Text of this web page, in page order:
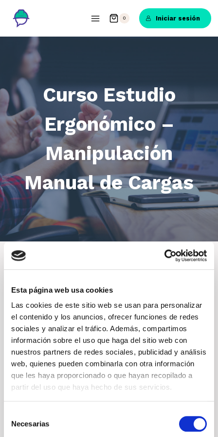
Esta página web usa cookies
Las cookies de este sitio web se usan para personalizar
el contenido y los anuncios, ofrecer funciones de redes
sociales y analizar el tráfico. Además, compartimos
información sobre el uso que haga del sitio web con
nuestros partners de redes sociales, publicidad y análisis
web, quienes pueden combinarla con otra información
que les haya proporcionado o que hayan recopilado a
partir del uso que haya hecho de sus servicios.
Necesarias
0 Iniciar sesión
Curso Estudio
Ergonómico –
Manipulación
Manual de Cargas
NO INSCRITO
Precio
Gratuito